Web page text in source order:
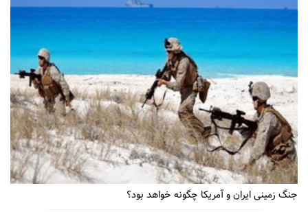
جنگ زمینی ایران و آمریکا چگونه خواهد بود؟